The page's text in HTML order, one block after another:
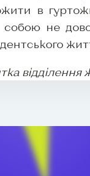
в
не
відділення